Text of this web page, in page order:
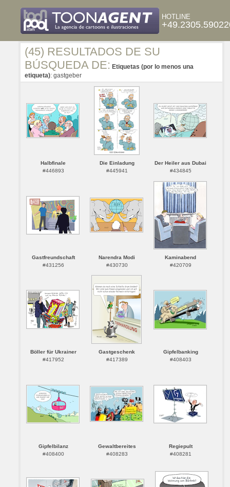
HOTLINE
(45) RESULTADOS DE SU
BÚSQUEDA DE: Etiquetas (por lo menos una
etiqueta): gastgeber
Halbfinale
#446893
Die Einladung
#445941
Der Heiler aus Dubai
#434845
Gastfreundschaft
#431256
Narendra Modi
#430730
Kaminabend
#420709
Böller für Ukrainer
#417952
Gastgeschenk
#417389
Gipfelbanking
#408403
Gipfelbilanz
#408400
Gewaltbereites
#408283
Regiepult
#408281